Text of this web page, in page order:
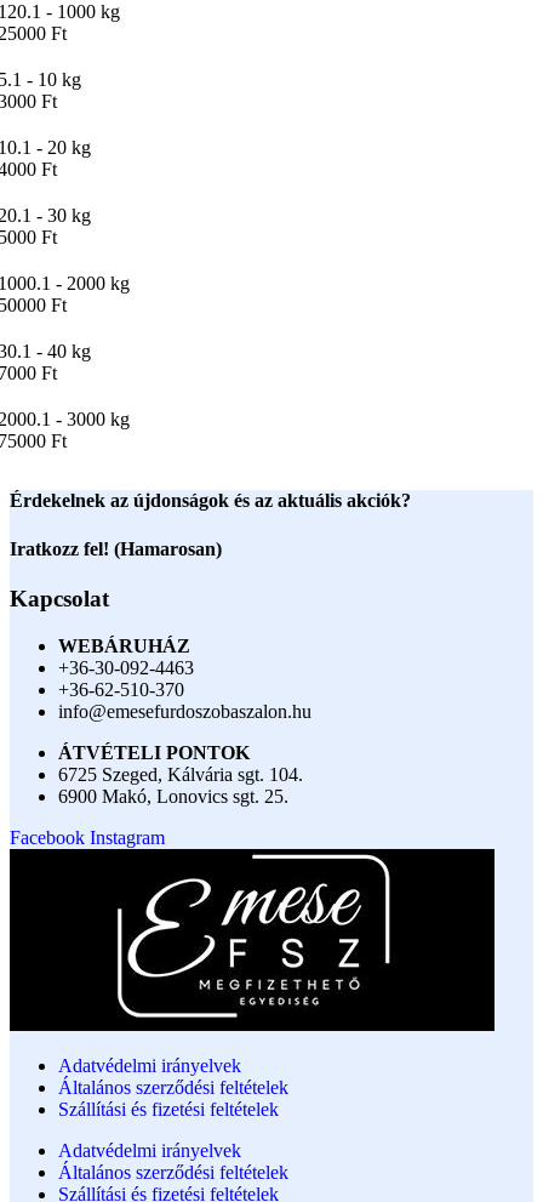
- 1000 kg
Ft
- 10 kg
Ft
- 20 kg
Ft
- 30 kg
Ft
- 2000 kg
Ft
- 40 kg
Ft
- 3000 kg
Ft
Érdekelnek az újdonságok és az aktuális akciók?
Iratkozz fel! (Hamarosan)
Kapcsolat
WEBÁRUHÁZ
+36-30-092-4463
+36-62-510-370
info@emesefurdoszobaszalon.hu
ÁTVÉTELI PONTOK
6725 Szeged, Kálvária sgt. 104.​
6900 Makó, Lonovics sgt. 25.
Facebook Instagram
Adatvédelmi irányelvek
Általános szerződési feltételek
Szállítási és fizetési feltételek
Adatvédelmi irányelvek
Általános szerződési feltételek
Szállítási és fizetési feltételek